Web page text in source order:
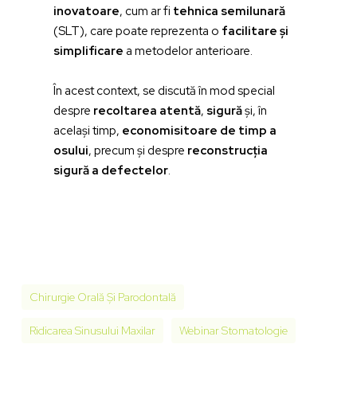
inovatoare, cum ar fi tehnica semilunară
(SLT), care poate reprezenta o facilitare și
simplificare a metodelor anterioare.
În acest context, se discută în mod special
despre recoltarea atentă, sigurăși, în
același timp, economisitoare de timp a
osului, precum și despre reconstrucția
sigură a defectelor.
Chirurgie Orală Și Parodontală
Ridicarea Sinusului Maxilar Webinar Stomatologie